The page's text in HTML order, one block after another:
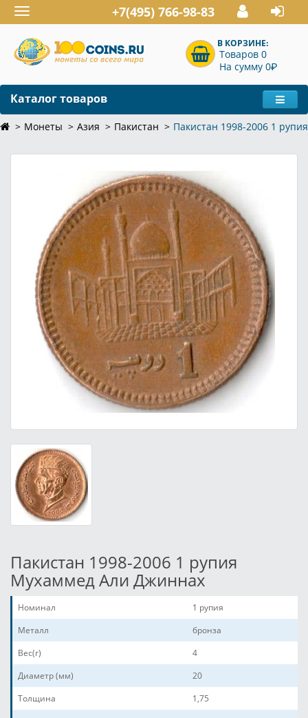
Toggle
navigation
+7(495) 766-98-83
В КОРЗИНЕ:
Товаров 0
На сумму 0P
Каталог товаров
Монеты Азия Пакистан Пакистан 1998-2006 1 рупия
Пакистан 1998-2006 1 рупия
Мухаммед Али Джиннах
Номинал
1 рупия
Металл
бронза
Вес(г)
4
Диаметр (мм)
20
Толщина
1,75